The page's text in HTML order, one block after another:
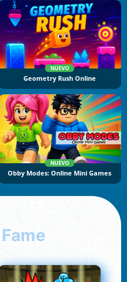
NUEVO
Geometry Rush Online
NUEVO
Obby Modes: Online Mini Games
Fame